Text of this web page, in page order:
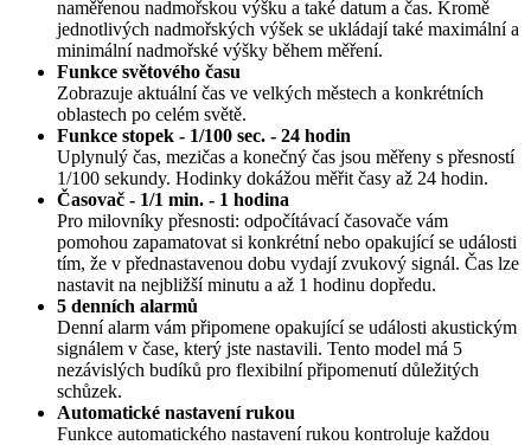
naměřenou nadmořskou výšku a také datum a čas. Kromě
jednotlivých nadmořských výšek se ukládají také maximální a
minimální nadmořské výšky během měření.
Funkce světového času
Zobrazuje aktuální čas ve velkých městech a konkrétních
oblastech po celém světě.
Funkce stopek - 1/100 sec. - 24 hodin
Uplynulý čas, mezičas a konečný čas jsou měřeny s přesností
1/100 sekundy. Hodinky dokážou měřit časy až 24 hodin.
Časovač - 1/1 min. - 1 hodina
Pro milovníky přesnosti: odpočítávací časovače vám
pomohou zapamatovat si konkrétní nebo opakující se události
tím, že v přednastavenou dobu vydají zvukový signál. Čas lze
nastavit na nejbližší minutu a až 1 hodinu dopředu.
5 denních alarmů
Denní alarm vám připomene opakující se události akustickým
signálem v čase, který jste nastavili. Tento model má 5
nezávislých budíků pro flexibilní připomenutí důležitých
schůzek.
Automatické nastavení rukou
Funkce automatického nastavení rukou kontroluje každou